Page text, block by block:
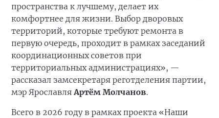
пространства к лучшему, делает их
комфортнее для жизни. Выбор дворовых
территорий, которые требуют ремонта в
первую очередь, проходит в рамках заседаний
координационных советов при
территориальных администрациях», —
рассказал замсекретаря реготделения партии,
мэр ЯрославляАртём Молчанов.
Всего в 2026 году в рамках проекта «Наши